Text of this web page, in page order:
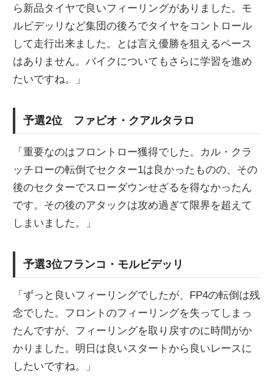
ら新品タイヤで良いフィーリングがありました。モ
ルビデッリなど集団の後ろでタイヤをコントロール
して走行出来ました。とは言え優勝を狙えるペース
はありません。バイクについてもさらに学習を進め
たいですね。」
予選2位 ファビオ・クアルタラロ
「重要なのはフロントロー獲得でした。カル・クラ
ッチローの転倒でセクター1は良かったものの、その
後のセクターでスローダウンせざるを得なかったん
です。その後のアタックは攻め過ぎて限界を超えて
しまいました。」
予選3位フランコ・モルビデッリ
「ずっと良いフィーリングでしたが、FP4の転倒は残
念でした。フロントのフィーリングを失ってしまっ
たんですが、フィーリングを取り戻すのに時間がか
かりました。明日は良いスタートから良いレースに
したいですね。」